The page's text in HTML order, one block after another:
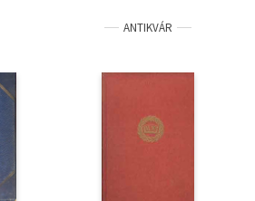
ANTIKVÁR